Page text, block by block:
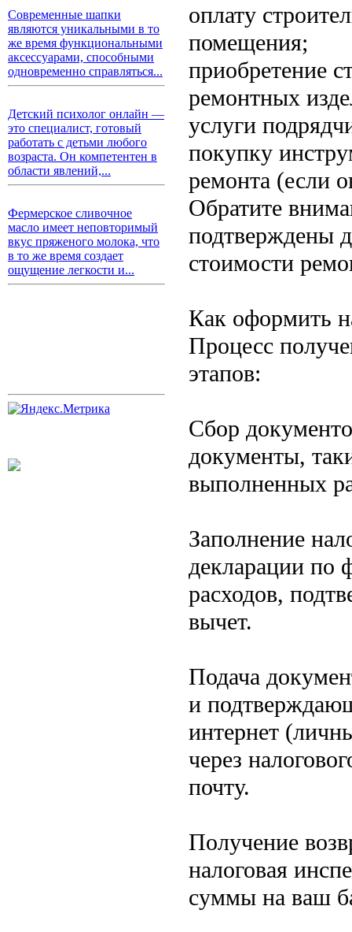
Современные шапки
являются уникальными в то
же время функциональными
аксессуарами, способными
одновременно справляться...
Детский психолог онлайн —
это специалист, готовый
работать с детьми любого
возраста. Он компетентен в
области явлений,...
Фермерское сливочное
масло имеет неповторимый
вкус пряженого молока, что
в то же время создает
ощущение легкости и...
оплату
помещения;
приобретение
ремонтных
услуги
покупку
ремонта (если
Обратите
подтверждены
стоимости
Как оформить
Процесс
этапов:
Сбор
документы,
выполненных
Заполнение
декларации
расходов,
вычет.
Подача
и
интернет
через
почту.
Получение
налоговая
суммы на ваш